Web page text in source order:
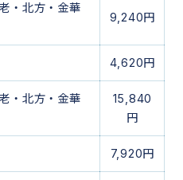
・北方・金華
9,240円
4,620円
・北方・金華
15,840
円
7,920円